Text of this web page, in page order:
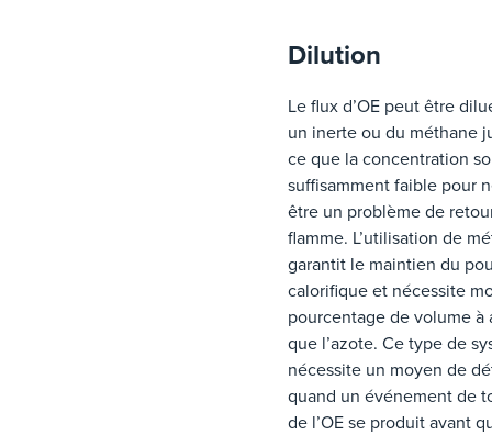
Dilution
Le flux d’OE peut être
un inerte ou du méthane
ce que la concentration
suffisamment faible pour
être un problème de
flamme. L’utilisation de
garantit le maintien du
calorifique et nécessite
pourcentage de volume à
que l’azote. Ce type de
nécessite un moyen de
quand un événement de
de l’OE se produit avant